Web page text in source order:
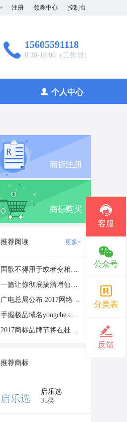
注册 领券中心 控制台
15605591118
8:30-18:00（工作日）
个人中心
推荐阅读 更多>
国歌不得用于或者变相用于商标、商业广告
一篇让你彻底搞清增值电信业务许可证
广电总局公布 2017网络视听节目专项资金扶持项目
手握极品域名yongche.com和260多枚商标！易到能否起死回生？
2017商标品牌节将在桂林举办
推荐商标
启乐选
35类
￥6,750
客服
公众号
分类表
反馈